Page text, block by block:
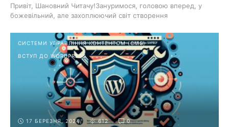
Привіт, Шановний Читачу!Зануримося, головою вперед, у
божевільний, але захоплюючий світ створення
СИСТЕМИ УПРАВЛІННЯ КОНТЕНТОМ (CMS)
ВСТУП ДО WORDPRESS
17 БЕРЕЗНЯ, 2024 612 0